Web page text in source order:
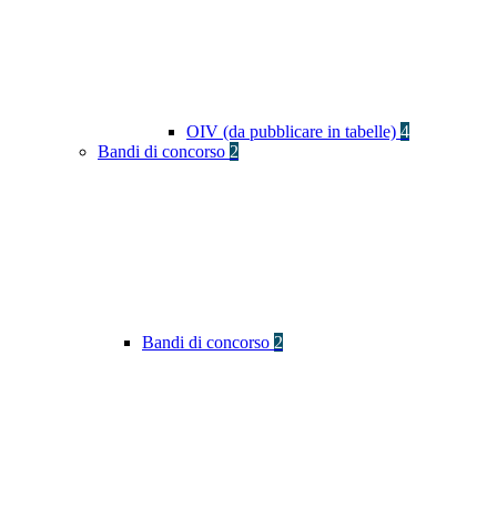
OIV (da pubblicare in tabelle) 4
Bandi di concorso 2
Bandi di concorso 2